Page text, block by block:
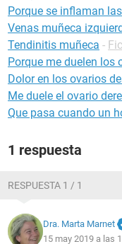
Porque se inflaman
Venas muñeca
Tendinitis muñeca -
Porque me duelen los
Dolor en los ovarios
Me duele el ovario
Que pasa cuando un
1 respuesta
RESPUESTA 1 / 1
Dra. Marta Marnet
15 may 2019 a las